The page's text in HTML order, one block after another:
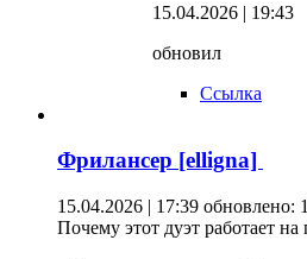
15.04.2026 | 19:43
обновил
Ссылка
Фрилансер [elligna]
15.04.2026 | 17:39 обновлено:
Почему этот дуэт работает